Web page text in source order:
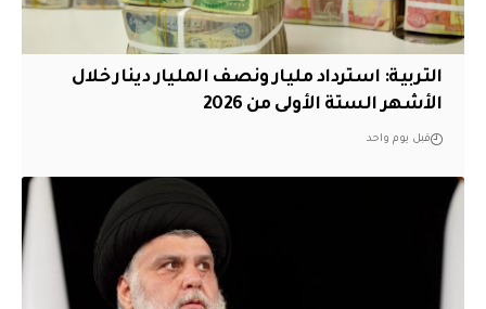
التربية: استرداد مليار ونصف المليار دينار خلال
الأشهر الستة الأولى من 2026
قبل يوم واحد